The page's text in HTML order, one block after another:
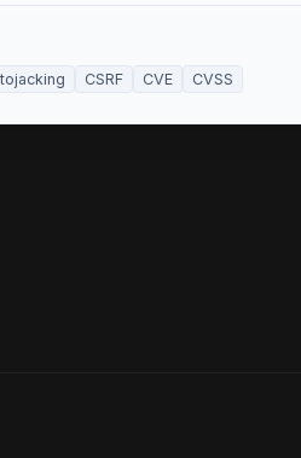
CSRF CVE CVSS